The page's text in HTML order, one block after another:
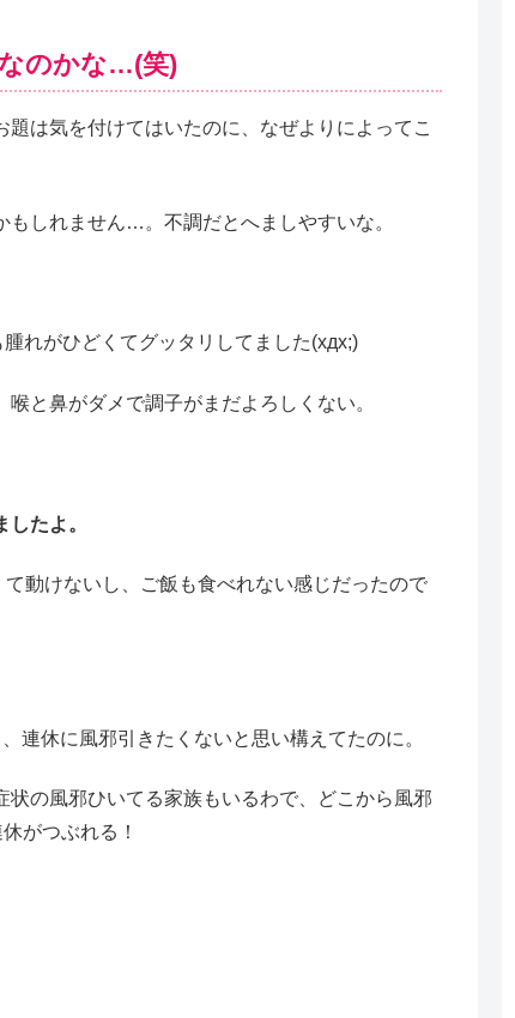
のかな…(笑)
は気を付けてはいたのに、なぜよりによってこ
しれません…。不調だとへましやすいな。
れがひどくてグッタリしてました(xдx;)
と鼻がダメで調子がまだよろしくない。
たよ。
動けないし、ご飯も食べれない感じだったので
連休に風邪引きたくないと思い構えてたのに。
の風邪ひいてる家族もいるわで、どこから風邪
がつぶれる！